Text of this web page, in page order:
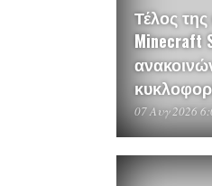
Τέλος
Minecraft
07 Αυγ 2026